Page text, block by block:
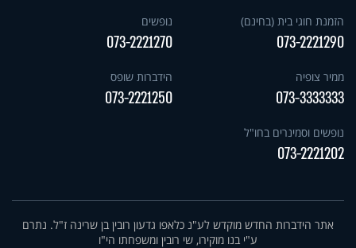
הזמנת חוגי בית (בחינם)
073-2221290
נופשים
073-2221270
ממיר צופיה
073-3333333
הידברות שופס
073-2221250
נופשים וסמינרים בחו"ל
073-2221202
אתר הידברות החדש מוקדש לע"נ כלאפו גדעון רובין בן שרינה ז"ל. נתרם
ע"י בנו מוקירו, שי רובין ומשפחתו הי"ו